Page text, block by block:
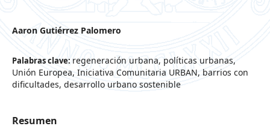
Aaron Gutiérrez Palomero
Palabras clave: regeneración urbana, políticas urbanas,
Unión Europea, Iniciativa Comunitaria URBAN, barrios con
dificultades, desarrollo urbano sostenible
Resumen